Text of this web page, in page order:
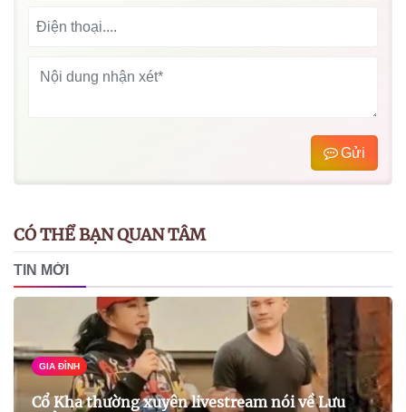
Gửi
CÓ THỂ BẠN QUAN TÂM
TIN MỚI
GIA ĐÌNH
Cổ Kha thường xuyên livestream nói về Lưu